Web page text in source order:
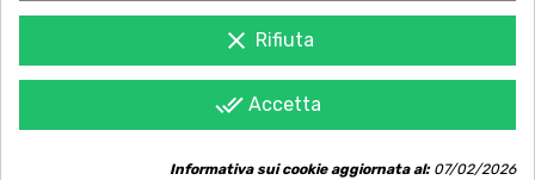
1.000 recensioni dei nostri clienti.
Spedizioni rapide
Consegna in tutta Italia in 5 giorni
dall'ordine
clear Rifiuta
done_all Accetta
Informativa sui cookie aggiornata al:07/02/2026